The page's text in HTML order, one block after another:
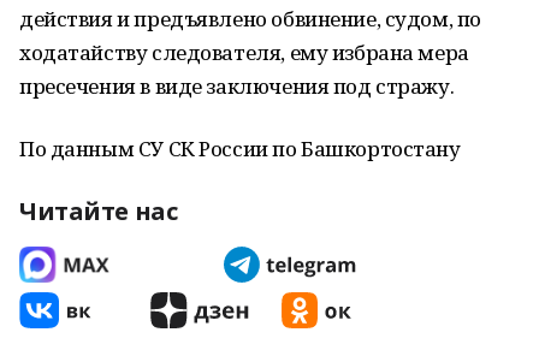
действия и предъявлено обвинение, судом, по
ходатайству следователя, ему избрана мера
пресечения в виде заключения под стражу.
По данным СУ СК России по Башкортостану
Читайте нас